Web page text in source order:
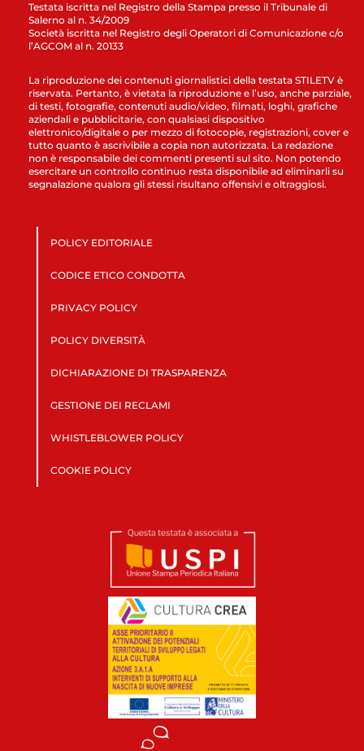
Testata iscritta nel Registro della Stampa presso il Tribunale di
Salerno al n. 34/2009
Società iscritta nel Registro degli Operatori di Comunicazione c/o
l’AGCOM al n. 20133
La riproduzione dei contenuti giornalistici della testata STILETV è
riservata. Pertanto, è vietata la riproduzione e l’uso, anche parziale,
di testi, fotografie, contenuti audio/video, filmati, loghi, grafiche
aziendali e pubblicitarie, con qualsiasi dispositivo
elettronico/digitale o per mezzo di fotocopie, registrazioni, cover e
tutto quanto è ascrivibile a copia non autorizzata. La redazione
non è responsabile dei commenti presenti sul sito. Non potendo
esercitare un controllo continuo resta disponibile ad eliminarli su
segnalazione qualora gli stessi risultano offensivi e oltraggiosi.
POLICY EDITORIALE
CODICE ETICO CONDOTTA
PRIVACY POLICY
POLICY DIVERSITÀ
DICHIARAZIONE DI TRASPARENZA
GESTIONE DEI RECLAMI
WHISTLEBLOWER POLICY
COOKIE POLICY